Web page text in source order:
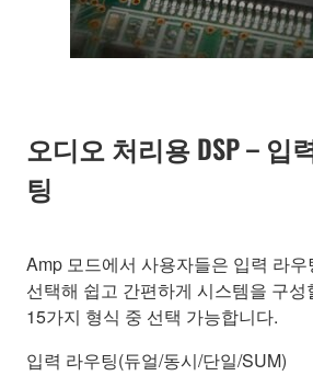
오디오 처리용 DSP – 입
팅
Amp 모드에서 사용자들은 입력 라
선택해 쉽고 간편하게 시스템을 구성
15가지 형식 중 선택 가능합니다.
입력 라우팅(듀얼/동시/단일/SUM)